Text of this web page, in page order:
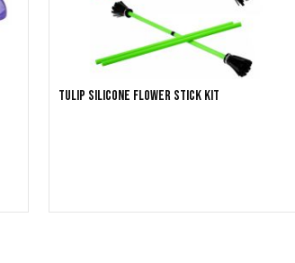
Tulip Silicone Flower Stick Kit